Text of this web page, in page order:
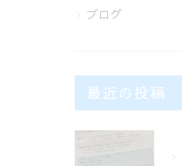
ブログ
最近の投稿